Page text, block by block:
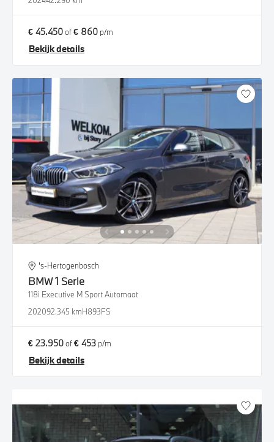
€ 45.450of€ 860 p/m
Bekijk details
's-Hertogenbosch
BMW1 Serie
118i Executive M Sport Automaat
202092.345 kmH893FS
€ 23.950of€ 453 p/m
Bekijk details